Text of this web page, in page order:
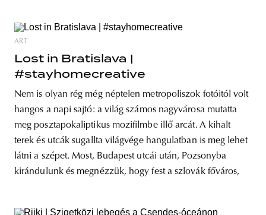
ART
Lost in Bratislava |
#stayhomecreative
Nem is olyan rég még néptelen metropoliszok fotóitól volt
hangos a napi sajtó: a világ számos nagyvárosa mutatta
meg posztapokaliptikus mozifilmbe illő arcát. A kihalt
terek és utcák sugallta világvége hangulatban is meg lehet
látni a szépet. Most, Budapest utcái után, Pozsonyba
kirándulunk és megnézzük, hogy fest a szlovák főváros,